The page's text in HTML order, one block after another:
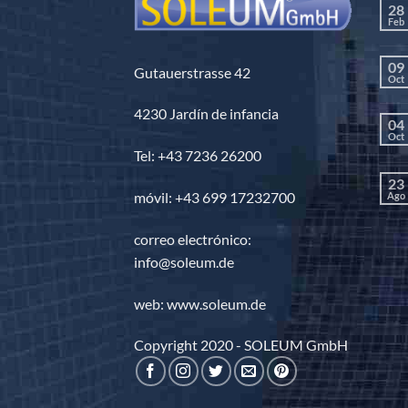
Gutauerstrasse 42
4230 Jardín de infancia
Tel: +43 7236 26200
móvil: +43 699 17232700
correo electrónico:
info@soleum.de
web: www.soleum.de
Copyright 2020 - SOLEUM GmbH
28
Feb
09
Oct
04
Oct
23
Ago